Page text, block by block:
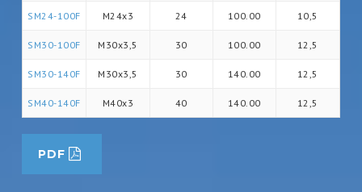
SM24-100F M24x3 24 100.00 10,5
SM30-100F M30x3,5 30 100.00 12,5
SM30-140F M30x3,5 30 140.00 12,5
SM40-140F M40x3 40 140.00 12,5
PDF